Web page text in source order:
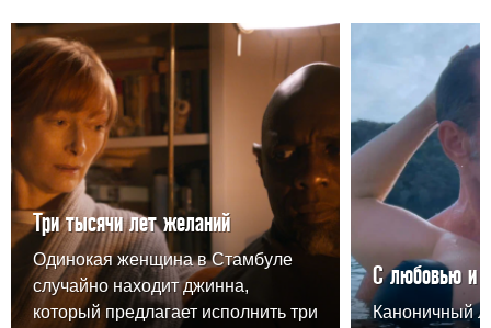
Три тысячи лет желаний
Одинокая женщина в Стамбуле
случайно находит джинна,
который предлагает исполнить три
С любовью и
Каноничный